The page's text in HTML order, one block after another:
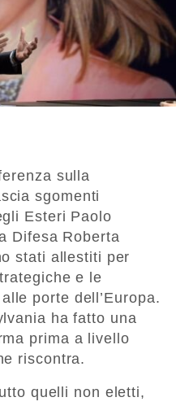
sulla
sgomenti
Esteri Paolo
Difesa Roberta
stati allestiti per
e le
porte dell’Europa.
ha fatto una
prima a livello
riscontra.
quelli non eletti,